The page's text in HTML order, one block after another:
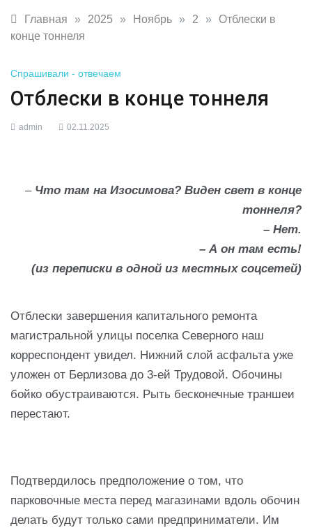
Главная » 2025 » Ноябрь » 2 » Отблески в
конце тоннеля
Спрашивали - отвечаем
Отблески в конце тоннеля
admin 02.11.2025
– Что там на Изосимова? Виден свет в конце
тоннеля?
– Нет.
– А он там есть!
(из переписки в одной из местных соцсетей)
Отблески завершения капитального ремонта
магистральной улицы поселка Северного наш
корреспондент увидел. Нижний слой асфальта уже
уложен от Берлизова до 3-ей Трудовой. Обочины
бойко обустраиваются. Рыть бесконечные траншеи
перестают.
Подтвердилось предположение о том, что
парковочные места перед магазинами вдоль обочин
делать будут только сами предприниматели. Им